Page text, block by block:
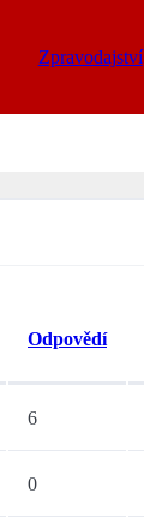
Zpravodajství
Odpovědí
6
0